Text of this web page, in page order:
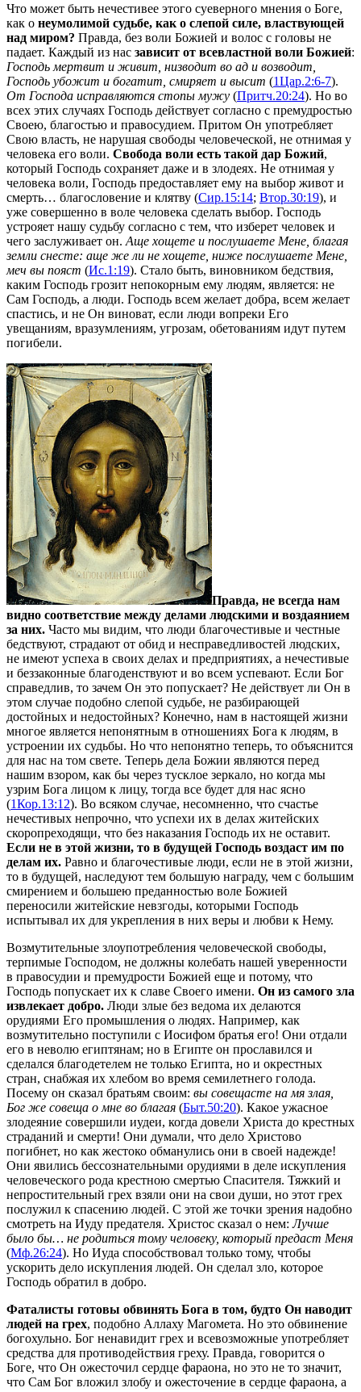
Что может быть нечестивее этого суеверного мнения о Боге,
как о неумолимой судьбе, как о слепой силе, властвующей
над миром? Правда, без воли Божией и волос с головы не
падает. Каждый из нас зависит от всевластной воли Божией:
Господь мертвит и живит, низводит во ад и возводит,
Господь убожит и богатит, смиряет и высит (1Цар.2:6-7).
От Господа исправляются стопы мужу (Притч.20:24). Но во
всех этих случаях Господь действует согласно с премудростью
Своею, благостью и правосудием. Притом Он употребляет
Свою власть, не нарушая свободы человеческой, не отнимая у
человека его воли. Свобода воли есть такой дар Божий,
который Господь сохраняет даже и в злодеях. Не отнимая у
человека воли, Господь предоставляет ему на выбор живот и
смерть… благословение и клятву (Сир.15:14; Втор.30:19), и
уже совершенно в воле человека сделать выбор. Господь
устрояет нашу судьбу согласно с тем, что изберет человек и
чего заслуживает он. Аще хощете и послушаете Мене, благая
земли снесте: аще же ли не хощете, ниже послушаете Мене,
меч вы пояст (Ис.1:19). Стало быть, виновником бедствия,
каким Господь грозит непокорным ему людям, является: не
Сам Господь, а люди. Господь всем желает добра, всем желает
спастись, и не Он виноват, если люди вопреки Его
увещаниям, вразумлениям, угрозам, обетованиям идут путем
погибели.
Правда, не всегда нам
видно соответствие между делами людскими и воздаянием
за них. Часто мы видим, что люди благочестивые и честные
бедствуют, страдают от обид и несправедливостей людских,
не имеют успеха в своих делах и предприятиях, а нечестивые
и беззаконные благоденствуют и во всем успевают. Если Бог
справедлив, то зачем Он это попускает? Не действует ли Он в
этом случае подобно слепой судьбе, не разбирающей
достойных и недостойных? Конечно, нам в настоящей жизни
многое является непонятным в отношениях Бога к людям, в
устроении их судьбы. Но что непонятно теперь, то объяснится
для нас на том свете. Теперь дела Божии являются перед
нашим взором, как бы через тусклое зеркало, но когда мы
узрим Бога лицом к лицу, тогда все будет для нас ясно
(1Кор.13:12). Во всяком случае, несомненно, что счастье
нечестивых непрочно, что успехи их в делах житейских
скоропреходящи, что без наказания Господь их не оставит.
Если не в этой жизни, то в будущей Господь воздаст им по
делам их. Равно и благочестивые люди, если не в этой жизни,
то в будущей, наследуют тем большую награду, чем с большим
смирением и большею преданностью воле Божией
переносили житейские невзгоды, которыми Господь
испытывал их для укрепления в них веры и любви к Нему.
Возмутительные злоупотребления человеческой свободы,
терпимые Господом, не должны колебать нашей уверенности
в правосудии и премудрости Божией еще и потому, что
Господь попускает их к славе Своего имени. Он из самого зла
извлекает добро. Люди злые без ведома их делаются
орудиями Его промышления о людях. Например, как
возмутительно поступили с Иосифом братья его! Они отдали
его в неволю египтянам; но в Египте он прославился и
сделался благодетелем не только Египта, но и окрестных
стран, снабжая их хлебом во время семилетнего голода.
Посему он сказал братьям своим: вы совещасте на мя злая,
Бог же совеща о мне во благая (Быт.50:20). Какое ужасное
злодеяние совершили иудеи, когда довели Христа до крестных
страданий и смерти! Они думали, что дело Христово
погибнет, но как жестоко обманулись они в своей надежде!
Они явились бессознательными орудиями в деле искупления
человеческого рода крестною смертью Спасителя. Тяжкий и
непростительный грех взяли они на свои души, но этот грех
послужил к спасению людей. С этой же точки зрения надобно
смотреть на Иуду предателя. Христос сказал о нем:Лучше
было бы… не родиться тому человеку, который предаст Меня
(Мф.26:24). Но Иуда способствовал только тому, чтобы
ускорить дело искупления людей. Он сделал зло, которое
Господь обратил в добро.
Фаталисты готовы обвинять Бога в том, будто Он наводит
людей на грех, подобно Аллаху Магомета. Но это обвинение
богохульно. Бог ненавидит грех и всевозможные употребляет
средства для противодействия греху. Правда, говорится о
Боге, что Он ожесточил сердце фараона, но это не то значит,
что Сам Бог вложил злобу и ожесточение в сердце фараона, а